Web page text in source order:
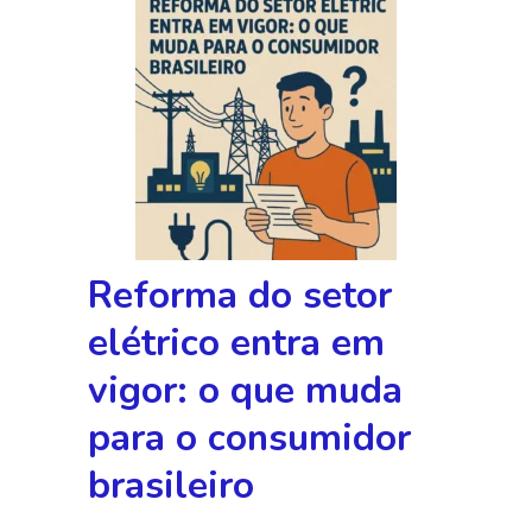
Reforma do setor
elétrico entra em
vigor: o que muda
para o consumidor
brasileiro